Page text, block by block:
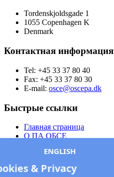
Tordenskjoldsgade 1
1055 Copenhagen K
Denmark
Контактная информация
Tel: +45 33 37 80 40
Fax: +45 33 37 80 30
E-mail: osce@oscepa.dk
Быстрые ссылки
Главная страница
О ПА ОБСЕ
Члены
Документы
OSCE.org
ENGLISH
& Privacy